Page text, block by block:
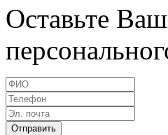
Оставьте